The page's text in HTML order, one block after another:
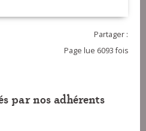
Partager :
Page lue 6093 fois
par nos adhérents